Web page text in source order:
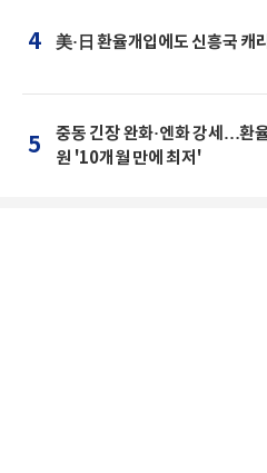
4 美·日 환율개입에도 신흥국 캐
5
중동 긴장 완화·엔화 강세…환
원 '10개월 만에 최저'